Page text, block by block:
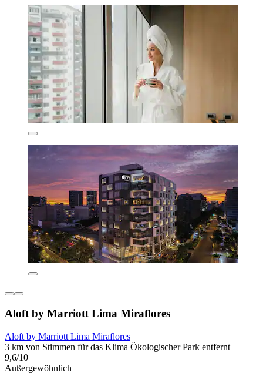
Aloft by Marriott Lima Miraflores
Aloft by Marriott Lima Miraflores
3 km von Stimmen für das Klima Ökologischer Park entfernt
9,6/10
Außergewöhnlich